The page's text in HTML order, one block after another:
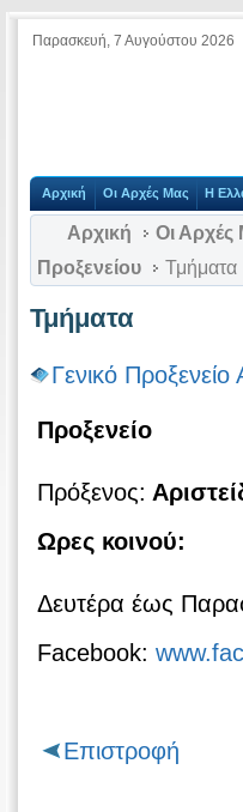
Παρασκευή, 7 Αυγούστου 2026
Αρχική Οι Αρχές Μας Η
Αρχική Οι Αρχές
Προξενείου
Τμήματα
Τμήματα
Γενικό
Προξενείο
Πρόξενος:
Ωρες κοινού:
Δευτέρα έως
Facebook:
Επιστροφή